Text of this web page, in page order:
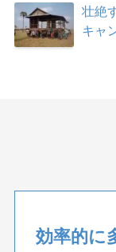
壮絶
キャ
効率的に